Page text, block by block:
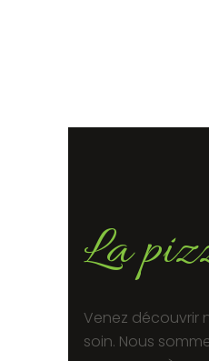
La
Venez découvrir
soin. Nous